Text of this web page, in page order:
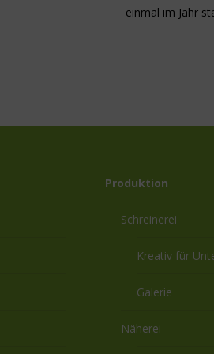
einmal im Jahr
Produktion
Schreinerei
Kreativ für
Galerie
Näherei